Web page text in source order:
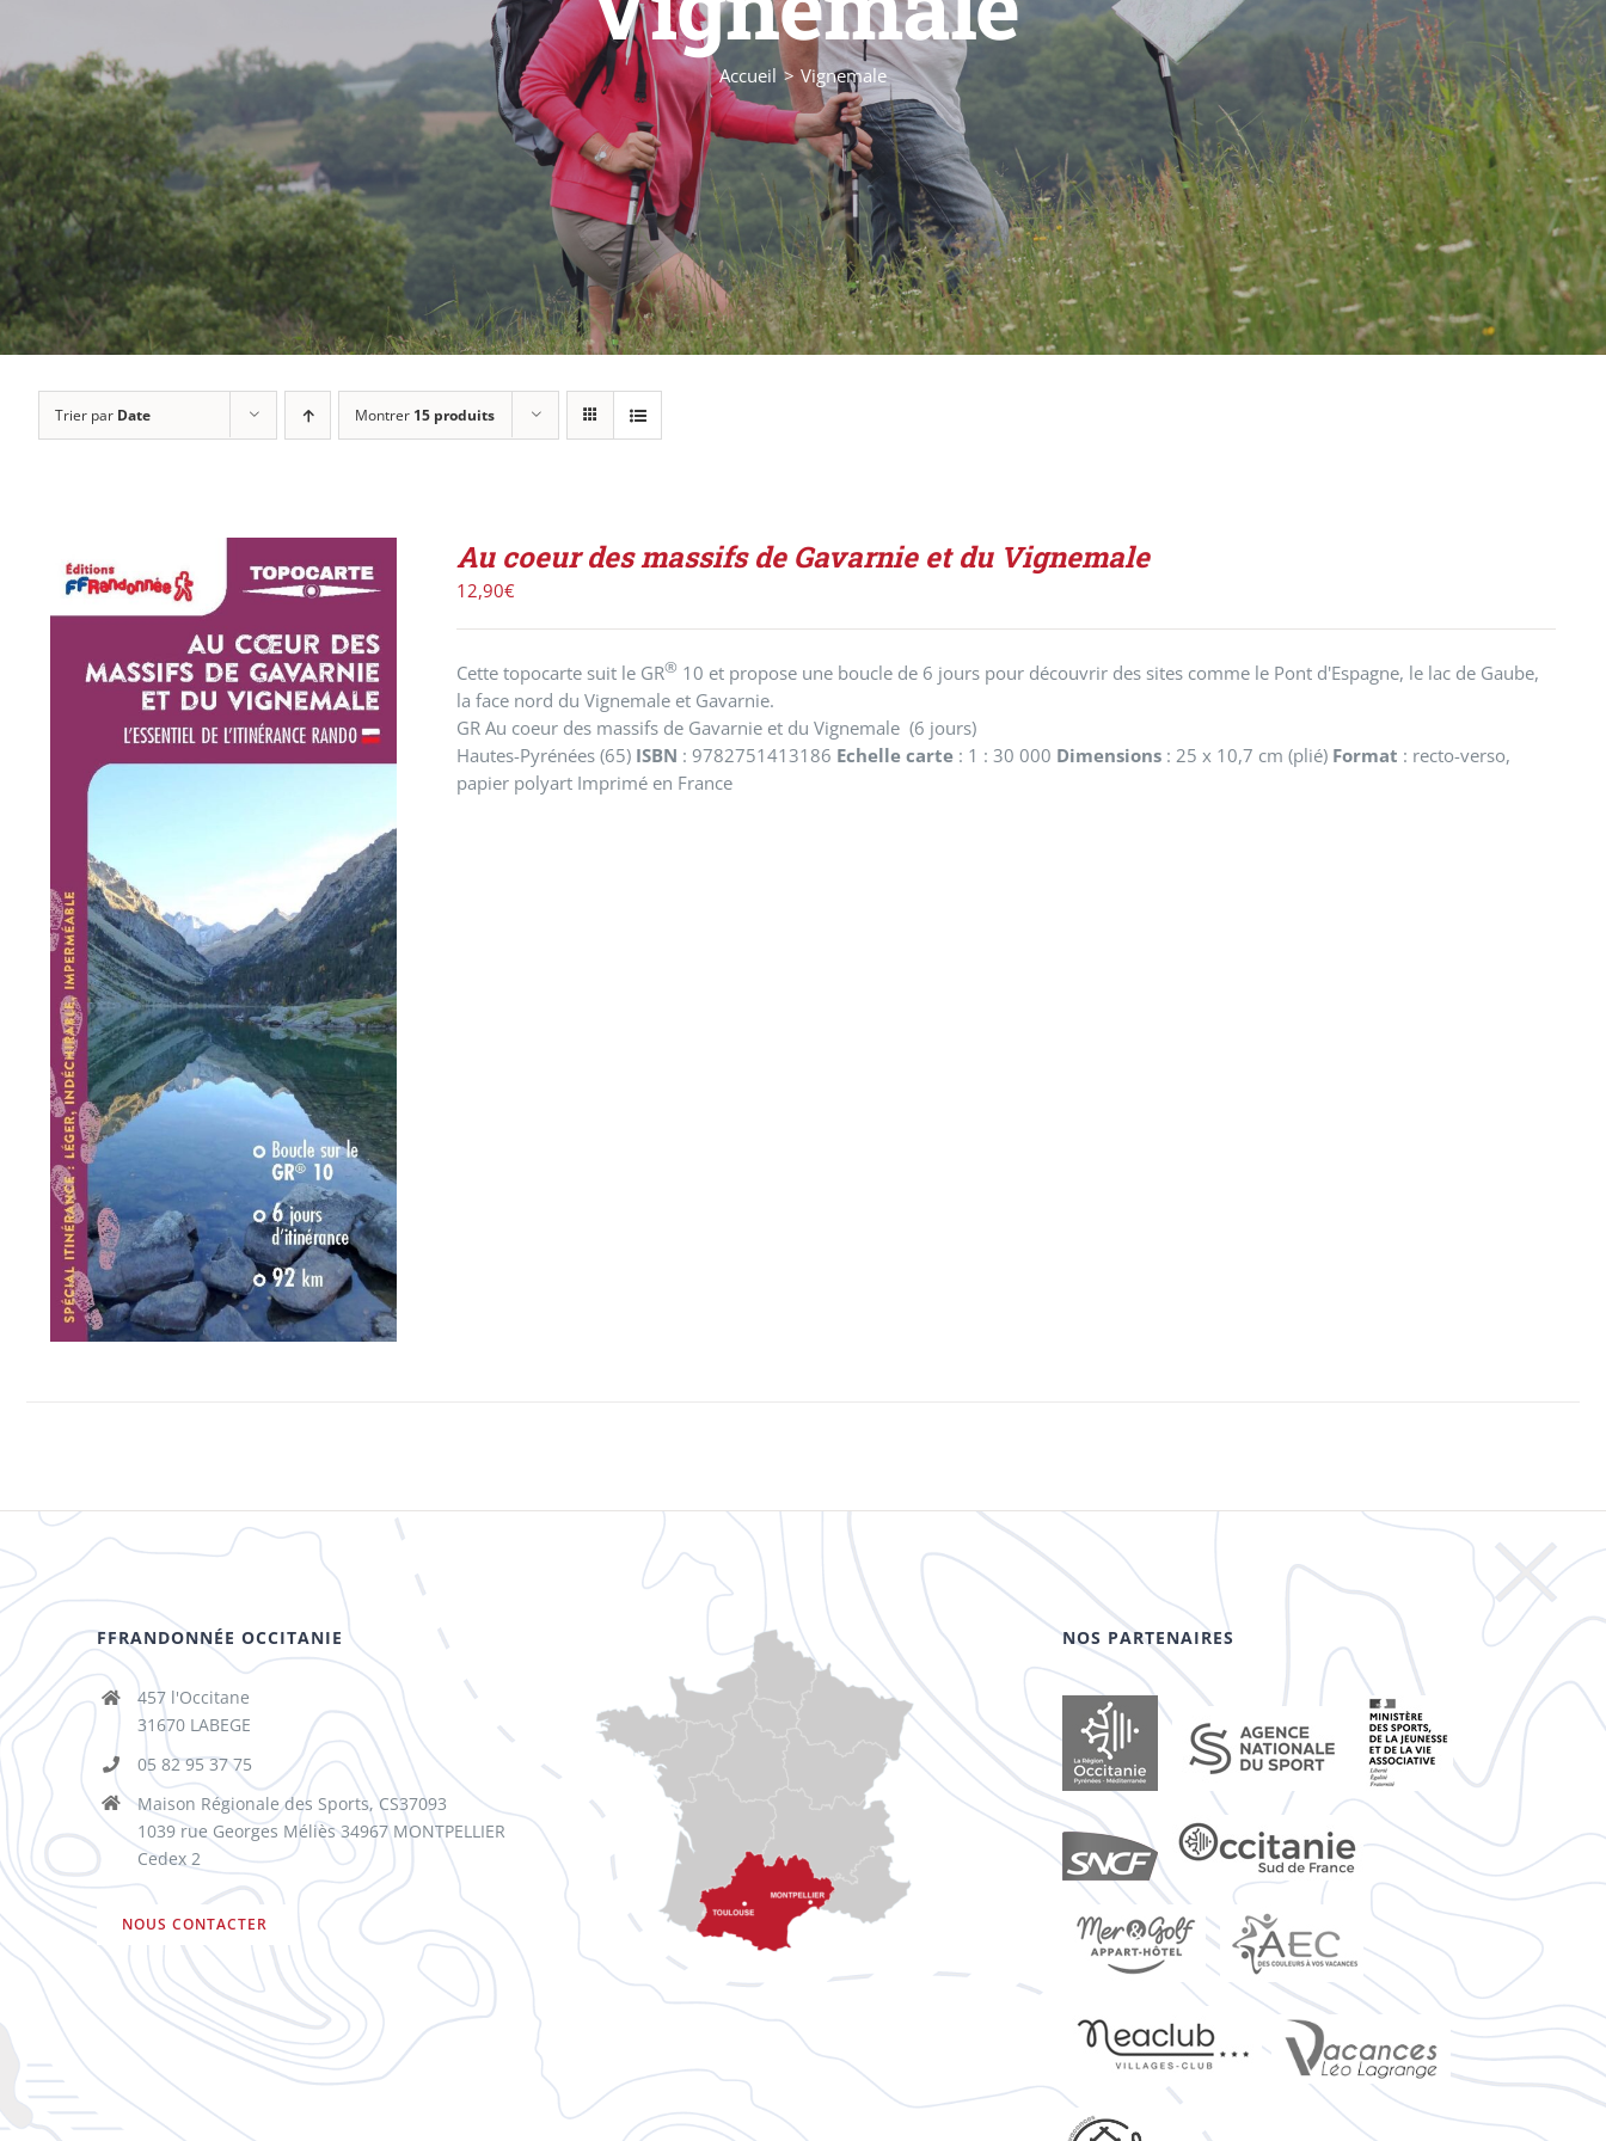
Accueil Vignemale
Trier par Date Montrer 15 produits
AJOUTER AU PANIER / DÉTAILS
Au coeur des massifs de Gavarnie et du Vignemale
12,90€
Cette topocarte suit le GR® 10 et propose une boucle de 6 jours pour découvrir des sites comme le Pont d'Espagne, le lac de Gaube,
la face nord du Vignemale et Gavarnie.
GR Au coeur des massifs de Gavarnie et du Vignemale (6 jours)
Hautes-Pyrénées (65) ISBN : 9782751413186 Echelle carte : 1 : 30 000 Dimensions : 25 x 10,7 cm (plié) Format : recto-verso,
papier polyart Imprimé en France
FFRANDONNÉE OCCITANIE
457 l'Occitane
31670 LABEGE
05 82 95 37 75
Maison Régionale des Sports, CS37093
1039 rue Georges Méliès 34967 MONTPELLIER
Cedex 2
NOUS CONTACTER
NOS PARTENAIRES